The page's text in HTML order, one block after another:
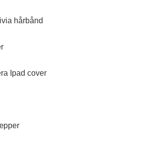
hårbånd
Ipad cover